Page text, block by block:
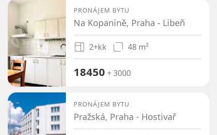
PRONÁJEM BYTU
Na Kopanině, Praha - Libeň
2+kk 48 m²
18450 + 3000
PRONÁJEM BYTU
Pražská, Praha - Hostivař